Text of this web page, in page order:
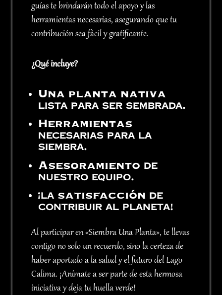
guías te brindarán todo el apoyo y las
herramientas necesarias, asegurando que tu
contribución sea fácil y gratificante.
¿Qué incluye?
Una planta nativa
lista para ser sembrada.
Herramientas
necesarias para la
siembra.
Asesoramiento de
nuestro equipo.
¡La satisfacción de
contribuir al planeta!
Al participar en «Siembra Una Planta», te llevas
contigo no solo un recuerdo, sino la certeza de
haber aportado a la salud y el futuro del Lago
Calima. ¡Anímate a ser parte de esta hermosa
iniciativa y deja tu huella verde!